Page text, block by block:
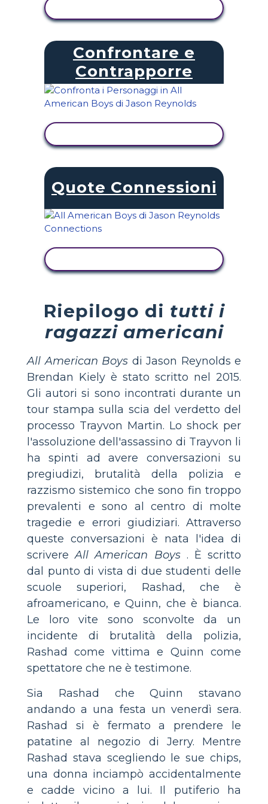
Confrontare e
Contrapporre
Quote Connessioni
Riepilogo di tutti i
ragazzi americani
All American Boys di Jason Reynolds e
Brendan Kiely è stato scritto nel 2015.
Gli autori si sono incontrati durante un
tour stampa sulla scia del verdetto del
processo Trayvon Martin. Lo shock per
l'assoluzione dell'assassino di Trayvon li
ha spinti ad avere conversazioni su
pregiudizi, brutalità della polizia e
razzismo sistemico che sono fin troppo
prevalenti e sono al centro di molte
tragedie e errori giudiziari. Attraverso
queste conversazioni è nata l'idea di
scrivereAll American Boys. È scritto
dal punto di vista di due studenti delle
scuole superiori, Rashad, che è
afroamericano, e Quinn, che è bianca.
Le loro vite sono sconvolte da un
incidente di brutalità della polizia,
Rashad come vittima e Quinn come
spettatore che ne è testimone.
Sia Rashad che Quinn stavano
andando a una festa un venerdì sera.
Rashad si è fermato a prendere le
patatine al negozio di Jerry. Mentre
Rashad stava scegliendo le sue chips,
una donna inciampò accidentalmente
e cadde vicino a lui. Il putiferio ha